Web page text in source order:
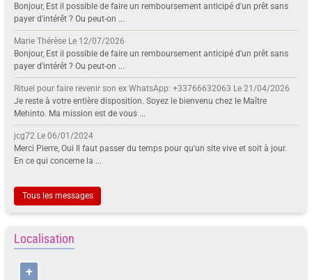
Bonjour, Est il possible de faire un remboursement anticipé d'un prêt sans
payer d'intérêt ? Ou peut-on ...
Marie Thérèse Le 12/07/2026
Bonjour, Est il possible de faire un remboursement anticipé d'un prêt sans
payer d'intérêt ? Ou peut-on ...
Rituel pour faire revenir son ex WhatsApp: +33766632063 Le 21/04/2026
Je reste à votre entière disposition. Soyez le bienvenu chez le Maître
Mehinto. Ma mission est de vous ...
jcg72 Le 06/01/2024
Merci Pierre, Oui Il faut passer du temps pour qu'un site vive et soit à jour.
En ce qui concerne la ...
Tous les messages
Localisation
+